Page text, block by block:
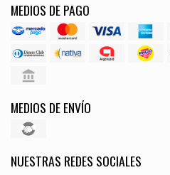
MEDIOS DE PAGO
MEDIOS DE ENVÍO
NUESTRAS REDES SOCIALES